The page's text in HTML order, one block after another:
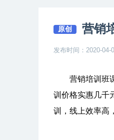
原创 营销
发布时间：2020-04-
营销培训班课
训价格实惠几千
训，线上效率高